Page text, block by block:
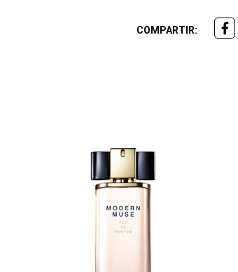
COMPARTIR: